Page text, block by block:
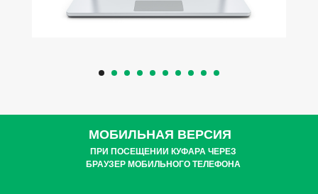
МОБИЛЬНАЯ ВЕРСИЯ
ПРИ ПОСЕЩЕНИИ КУФАРА ЧЕРЕЗ
БРАУЗЕР МОБИЛЬНОГО ТЕЛЕФОНА